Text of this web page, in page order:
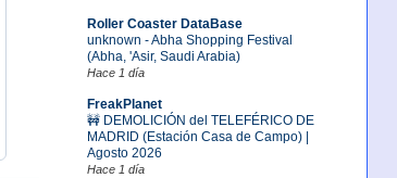
Roller Coaster DataBase
unknown - Abha Shopping Festival
(Abha, 'Asir, Saudi Arabia)
Hace 1 día
FreakPlanet
🚧 DEMOLICIÓN del TELEFÉRICO DE
MADRID (Estación Casa de Campo) |
Agosto 2026
Hace 1 día